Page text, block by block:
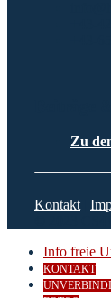
Zu
Kontakt
Info freie
KONTAKT